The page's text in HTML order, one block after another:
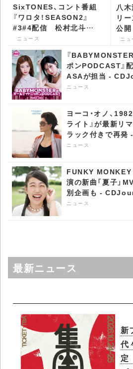
SixTONES、コント番組
『ワロタ！SEASON2』
#3#4配信 松村北斗
の“ある表情”に大盛り上
がり - CDJournal ニュー
ス
ニュース
八木
リ
公
ス
ニュ
『
ポンPODCAST』
ASAが担当 -
ニュース
ヨーコ・オノ、
ライト』が最新リ
ラック付きで再
ス
ニュース
FUNKY MONKEY
演の新曲「夏子」
別企画も -
ニュース
最新ニュース
新
代
定